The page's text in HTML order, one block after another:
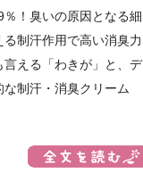
！臭いの原因となる細
制汗作用で高い消臭力
える「わきが」と、デ
制汗・消臭クリーム